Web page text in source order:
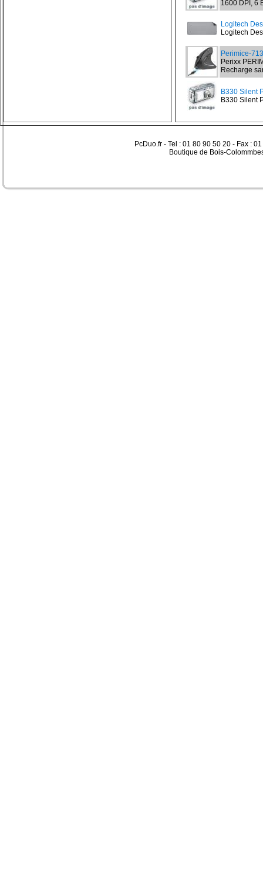
1600 DPI, 6
Logitech
Logitech
Perimice-
Perixx
Recharge
B330 Silent
B330 Silent
PcDuo.fr - Tel : 01 80 90 50 20 - Fax :
Boutique de Bois-